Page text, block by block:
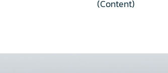
(Content)